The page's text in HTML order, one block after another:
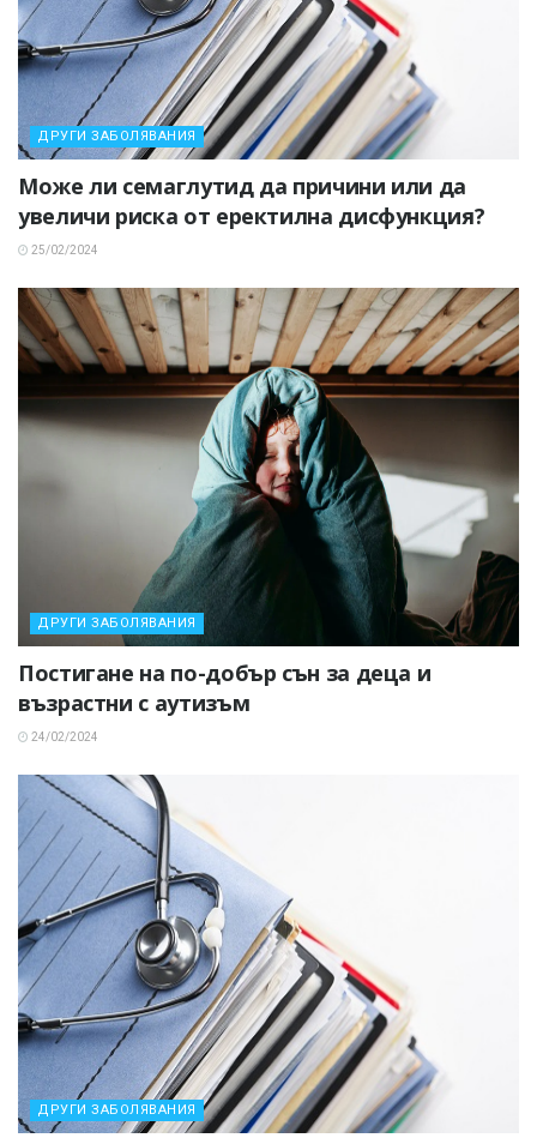
ДРУГИ ЗАБОЛЯВАНИЯ
Може ли семаглутид да причини или да
увеличи риска от еректилна дисфункция?
25/02/2024
ДРУГИ ЗАБОЛЯВАНИЯ
Постигане на по-добър сън за деца и
възрастни с аутизъм
24/02/2024
ДРУГИ ЗАБОЛЯВАНИЯ